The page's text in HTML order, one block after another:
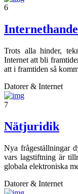
6
Trots alla hinder,
Internet att bli
att i framtiden så
Datorer & Internet
7
Nätjuridik
Nya frågeställningar
vars lagstiftning är
globala elektroniska
Datorer & Internet